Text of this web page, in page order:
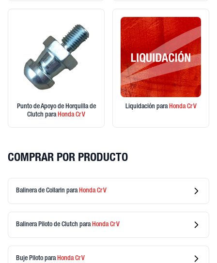
Punto de Apoyo de Horquilla de
Clutch paraHondaCr V
Liquidación paraHondaCr V
COMPRAR POR PRODUCTO
Balinera de Collarin para HondaCr V
Balinera Piloto de Clutch para HondaCr V
Buje Piloto para HondaCr V